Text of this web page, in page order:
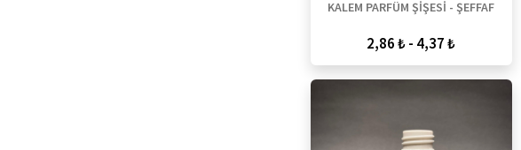
KALEM PARFÜM ŞİŞESİ - ŞEFFAF
2,86 ₺ - 4,37 ₺